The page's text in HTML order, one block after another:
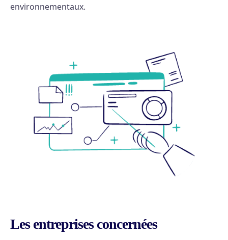
environnementaux.
Les entreprises concernées